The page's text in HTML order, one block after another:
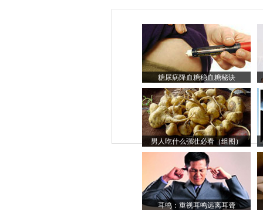
糖尿病降血糖稳血糖秘诀
男人吃什么强壮必看（组图）
耳鸣：重视耳鸣远离耳聋